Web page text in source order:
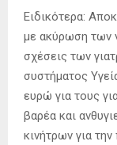
Ειδικότερα:
µε ακύρωση των
σχέσεις των
συστήµατος
ευρώ για τους
βαρέα και
κινήτρων για